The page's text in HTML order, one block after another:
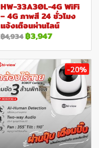
HW-33A30L-4G WiFi
– 4G ภาพสี 24 ชั่วโมง
แจ้งเตือนผ่านไลน์
฿4,934฿3,947
-20%